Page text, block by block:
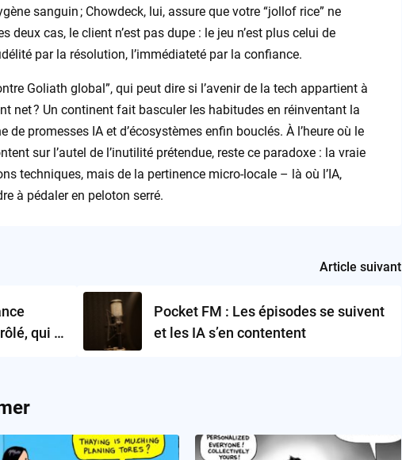
sanguin ; Chowdeck, lui, assure que votre “jollof rice” ne
cas, le client n’est pas dupe : le jeu n’est plus celui de
par la résolution, l’immédiateté par la confiance.
Goliath global”, qui peut dire si l’avenir de la tech appartient à
net ? Un continent fait basculer les habitudes en réinventant la
de promesses IA et d’écosystèmes enfin bouclés. À l’heure où le
sur l’autel de l’inutilité prétendue, reste ce paradoxe : la vraie
techniques, mais de la pertinence micro-locale – là où l’IA,
à pédaler en peloton serré.
qui va
Article suivant
Pocket FM : Les épisodes se suivent
et les IA s’en contentent